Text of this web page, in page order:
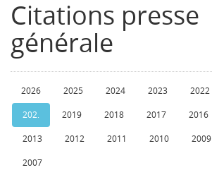
Citations presse
générale
2026 2025 2024 2023 2022
202. 2019 2018 2017 2016
2013 2012 2011 2010 2009
2007